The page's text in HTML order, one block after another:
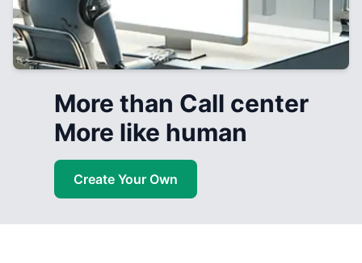
More than Call center
More like human
Create Your Own